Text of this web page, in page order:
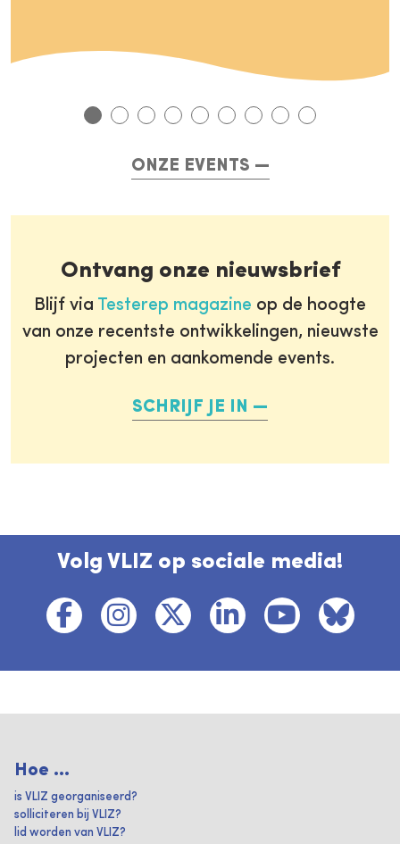
ONZE EVENTS
Ontvang onze nieuwsbrief
Blijf via Testerep magazine op de hoogte
van onze recentste ontwikkelingen, nieuwste
projecten en aankomende events.
SCHRIJF JE IN
Volg VLIZ op sociale media!
Hoe ...
is VLIZ georganiseerd?
solliciteren bij VLIZ?
lid worden van VLIZ?